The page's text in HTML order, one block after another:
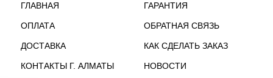
ГЛАВНАЯ
ОПЛАТА
ДОСТАВКА
КОНТАКТЫ Г. АЛМАТЫ
ГАРАНТИЯ
ОБРАТНАЯ СВЯЗЬ
КАК СДЕЛАТЬ ЗАКАЗ
НОВОСТИ